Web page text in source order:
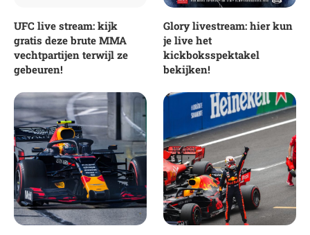
UFC live stream: kijk
gratis deze brute MMA
vechtpartijen terwijl ze
gebeuren!
Glory livestream: hier kun
je live het
kickboksspektakel
bekijken!